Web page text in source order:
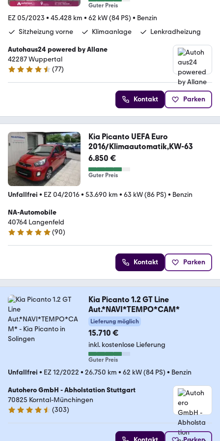
Guter Preis
EZ 05/2023 • 45.428 km • 62 kW (84 PS) • Benzin
Sitzheizung vorne
Klimaanlage Lenkradheizung
Autohaus24 powered by Allane
42287 Wuppertal
4.5 Sterne
(77)
Kontakt Parken
Kia Picanto UEFA Euro
2016/Klimaautomatik,KW-63
6.850 €
Guter Preis
Unfallfrei • EZ 04/2016• 53.690 km • 63 kW (86 PS) • Benzin
NA-Automobile
40764 Langenfeld
4.9 Sterne
(90)
Kontakt Parken
Kia Picanto 1.2 GT Line
Aut.*NAVI*TEMPO*CAM*
Lieferung möglich
15.710 €
inkl. kostenlose Lieferung
Guter Preis
Unfallfrei • EZ 12/2022 • 26.750 km • 62 kW (84 PS) • Benzin
Autohero GmbH - Abholstation Stuttgart
70825 Korntal-Münchingen
4.4 Sterne
(303)